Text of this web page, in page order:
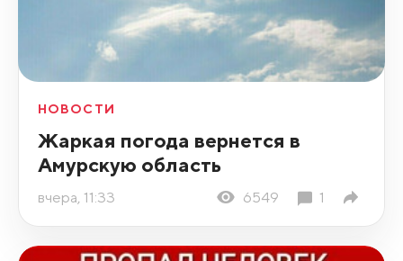
НОВОСТИ
Жаркая погода вернется в
Амурскую область
вчера, 11:33 6549 1